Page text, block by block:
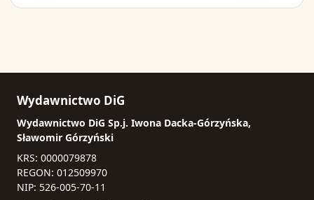
Wydawnictwo DiG
Wydawnictwo DiG Sp.j. Iwona Dacka-Górzyńska,
Sławomir Górzyński
KRS: 0000079878
REGON: 012509970
NIP: 526-005-70-11